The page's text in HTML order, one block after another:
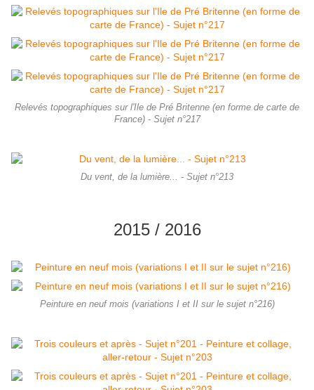
Relevés topographiques sur l'Ile de Pré Britenne (en forme de carte de
France) - Sujet n°217
Du vent, de la lumière... - Sujet n°213
2015 / 2016
Peinture en neuf mois (variations I et II sur le sujet n°216)